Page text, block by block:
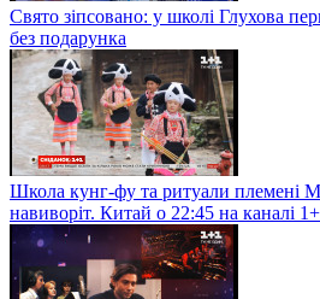
Свято зіпсовано: у школі Глухова
без подарунка
Школа кунг-фу та ритуали племені
навиворіт. Китай о 22:45 на каналі